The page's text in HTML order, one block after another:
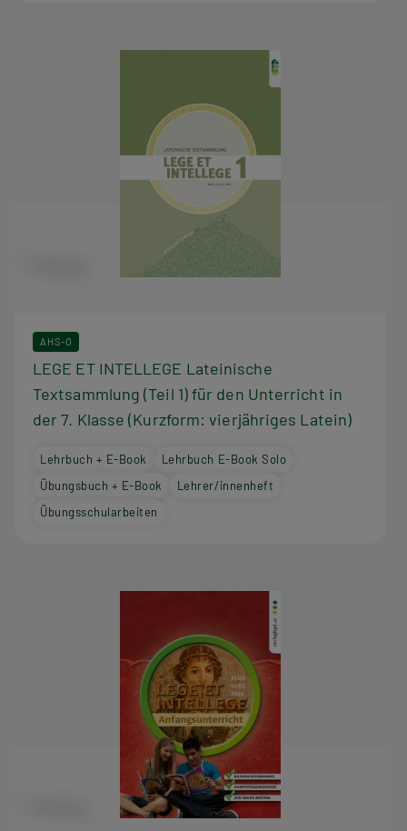
AHS-O
LEGE ET INTELLEGE Lateinische
Textsammlung (Teil 1) für den Unterricht in
der 7. Klasse (Kurzform: vierjähriges Latein)
Lehrbuch + E-Book
Lehrbuch E-Book Solo
Übungsbuch + E-Book
Lehrer/innenheft
Übungsschularbeiten